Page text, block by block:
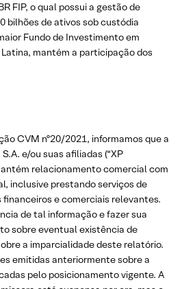
FIP, o qual possui a gestão de
bilhões de ativos sob custódia
Fundo de Investimento em
mantém a participação dos
CVM nº20/2021, informamos que a
e/ou suas afiliadas (“XP
relacionamento comercial com
inclusive prestando serviços de
e comerciais relevantes.
de tal informação e fazer sua
sobre eventual existência de
a imparcialidade deste relatório.
emitidas anteriormente sobre a
pelo posicionamento vigente. A